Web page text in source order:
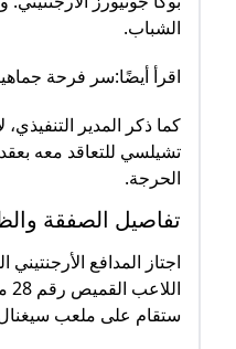
الشباب.
اقرأ أيضًا:سر فرحة
كما ذكر المدير
تشيلسي للتعاقد معه
الحرجة.
تفاصيل الصفقة
اجتاز المدافع
ستقام على ملعب سيغنال